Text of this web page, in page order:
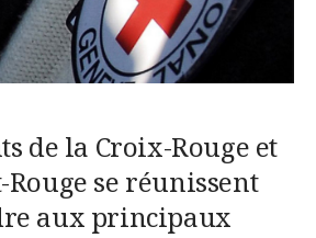
de la Croix-Rouge et
se réunissent
aux principaux